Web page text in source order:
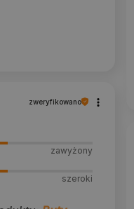
zweryfikowano
zawyżony
szeroki